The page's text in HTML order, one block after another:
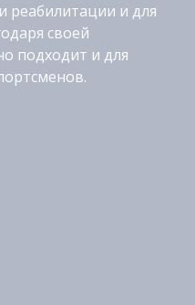
реабилитации и для
своей
подходит и для